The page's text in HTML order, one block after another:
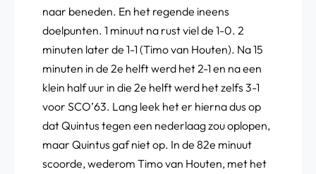
naar beneden. En het regende ineens
doelpunten. 1 minuut na rust viel de 1-0. 2
minuten later de 1-1 (Timo van Houten). Na 15
minuten in de 2e helft werd het 2-1 en na een
klein half uur in die 2e helft werd het zelfs 3-1
voor SCO’63. Lang leek het er hierna dus op
dat Quintus tegen een nederlaag zou oplopen,
maar Quintus gaf niet op. In de 82e minuut
scoorde, wederom Timo van Houten, met het